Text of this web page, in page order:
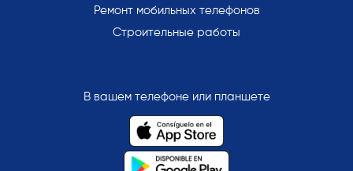
Ремонт мобильных телефонов
Строительные работы
В вашем телефоне или планшете